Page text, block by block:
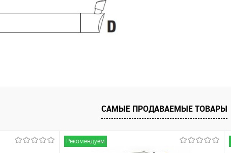
САМЫЕ ПРОДАВАЕМЫЕ ТОВАРЫ
Рекомендуем